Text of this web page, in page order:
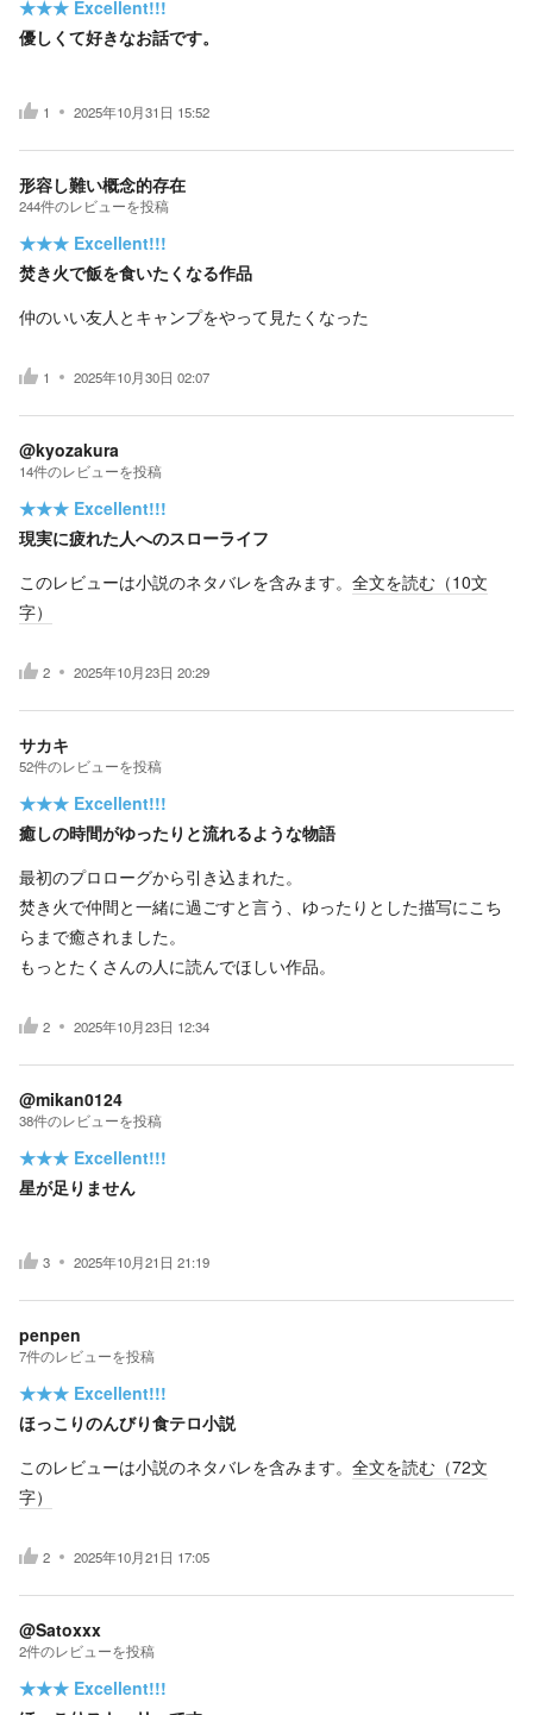
★★★ Excellent!!!
優しくて好きなお話です。
1 2025年10月31日 15:52
形容し難い概念的存在
244件のレビューを投稿
★★★ Excellent!!!
焚き火で飯を食いたくなる作品
仲のいい友人とキャンプをやって見たくなった
1 2025年10月30日 02:07
@kyozakura
14件のレビューを投稿
★★★ Excellent!!!
現実に疲れた人へのスローライフ
このレビューは小説のネタバレを含みます。 全文を読む（10文
字）
2 2025年10月23日 20:29
サカキ
52件のレビューを投稿
★★★ Excellent!!!
癒しの時間がゆったりと流れるような物語
最初のプロローグから引き込まれた。
焚き火で仲間と一緒に過ごすと言う、ゆったりとした描写にこち
らまで癒されました。
もっとたくさんの人に読んでほしい作品。
2 2025年10月23日 12:34
@mikan0124
38件のレビューを投稿
★★★ Excellent!!!
星が足りません
3 2025年10月21日 21:19
penpen
7件のレビューを投稿
★★★ Excellent!!!
ほっこりのんびり食テロ小説
このレビューは小説のネタバレを含みます。 全文を読む（72文
字）
2 2025年10月21日 17:05
@Satoxxx
2件のレビューを投稿
★★★ Excellent!!!